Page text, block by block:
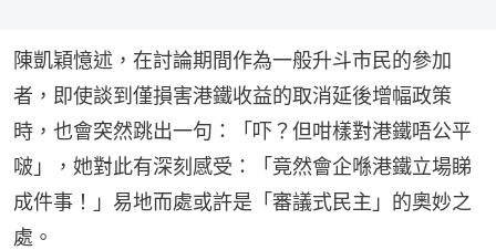
陳凱穎憶述，在討論期間作為一般升斗市民的參加
者，即使談到僅損害港鐵收益的取消延後增幅政策
時，也會突然跳出一句：「吓？但咁樣對港鐵唔公平
啵」，她對此有深刻感受：「竟然會企喺港鐵立場睇
成件事！」易地而處或許是「審議式民主」的奧妙之
處。